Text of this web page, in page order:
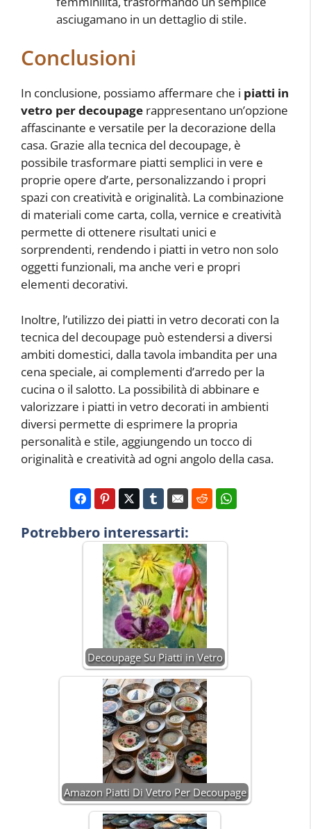
asciugamano in un dettaglio di stile.
Conclusioni
In conclusione, possiamo affermare che i piatti in
vetro per decoupage rappresentano un’opzione
affascinante e versatile per la decorazione della
casa. Grazie alla tecnica del decoupage, è
possibile trasformare piatti semplici in vere e
proprie opere d’arte, personalizzando i propri
spazi con creatività e originalità. La combinazione
di materiali come carta, colla, vernice e creatività
permette di ottenere risultati unici e
sorprendenti, rendendo i piatti in vetro non solo
oggetti funzionali, ma anche veri e propri
elementi decorativi.
Inoltre, l’utilizzo dei piatti in vetro decorati con la
tecnica del decoupage può estendersi a diversi
ambiti domestici, dalla tavola imbandita per una
cena speciale, ai complementi d’arredo per la
cucina o il salotto. La possibilità di abbinare e
valorizzare i piatti in vetro decorati in ambienti
diversi permette di esprimere la propria
personalità e stile, aggiungendo un tocco di
originalità e creatività ad ogni angolo della casa.
Potrebbero interessarti:
Decoupage Su Piatti in Vetro
Amazon Piatti Di Vetro Per Decoupage